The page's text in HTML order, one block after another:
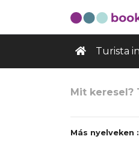
Turista
Mit keresel?
Más nyelveken :